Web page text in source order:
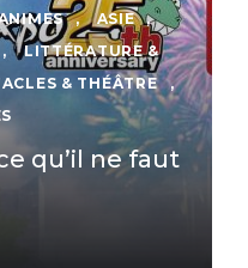
, ASIE
,
,
LITTÉRATURE &
& THÉÂTRE
,
qu’il ne faut